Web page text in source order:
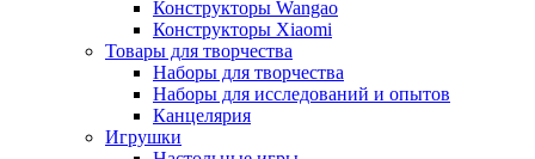
Конструкторы Wangao
Конструкторы Xiaomi
Товары для творчества
Наборы для творчества
Наборы для исследований и опытов
Канцелярия
Игрушки